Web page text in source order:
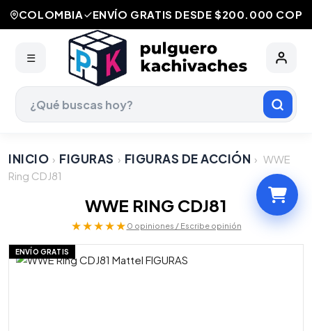
COLOMBIA ENVÍO GRATIS DESDE $200.000 COP
☰
INICIO › FIGURAS › FIGURAS DE ACCIÓN › WWE
Ring CDJ81
WWE RING CDJ81
★★★★★ 0 opiniones / Escribe opinión
ENVÍO GRATIS